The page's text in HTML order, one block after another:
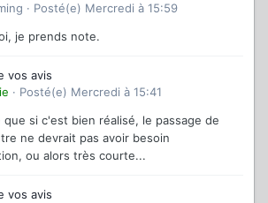
· Posté(e) Mercredi à 15:59
je prends note.
vos avis
· Posté(e) Mercredi à 15:41
que si c'est bien réalisé, le passage de
ne devrait pas avoir besoin
ou alors très courte...
vos avis